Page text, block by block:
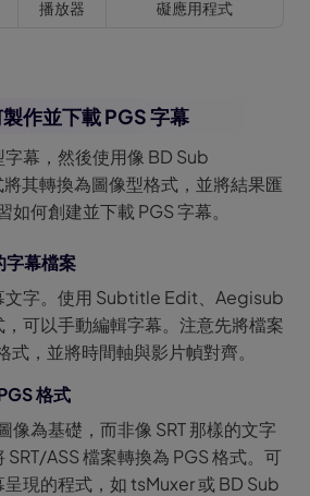
播放器 礙應用程式
作並下載 PGS 字幕
幕，然後使用像 BD Sub
其轉換為圖像型格式，並將結果匯
何創建並下載 PGS 字幕。
字幕檔案
文字。使用 Subtitle Edit、Aegisub
可以手動編輯字幕。注意先將檔案
式，並將時間軸與影片幀對齊。
格式
像為基礎，而非像 SRT 那樣的文字
ASS 檔案轉換為 PGS 格式。可
現的程式，如 tsMuxer 或 BD Sub